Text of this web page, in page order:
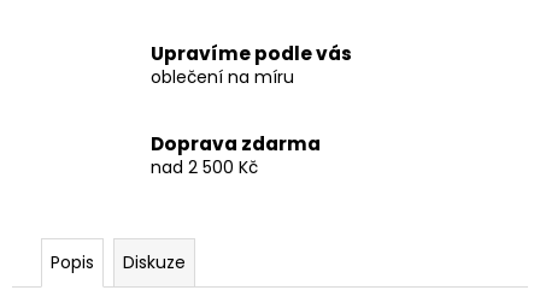
Upravíme podle vás
oblečení na míru
Doprava zdarma
nad 2 500 Kč
Popis Diskuze